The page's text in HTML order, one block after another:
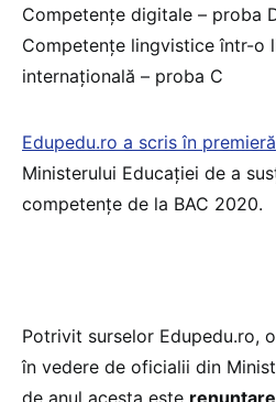
Competențe digitale – proba
Competențe lingvistice într-o
internațională – proba C
Edupedu.ro a scris în premieră
Ministerului Educației de a
competențe de la BAC 2020.
Potrivit surselor Edupedu.ro,
în vedere de oficialii din
de anul acesta este